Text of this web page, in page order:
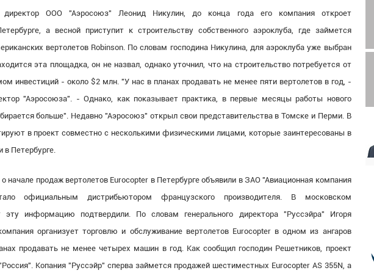
директор ООО "Аэросоюз" Леонид Никулин, до конца года его компания откроет
а весной приступит к строительству собственного аэроклуба, где займется
вертолетов Robinson. По словам господина Никулина, для аэроклуба уже выбран
эта площадка, он не назвал, однако уточнил, что на строительство потребуется от
инвестиций - около $2 млн. "У нас в планах продавать не менее пяти вертолетов в год, -
"Аэросоюза". - Однако, как показывает практика, в первые месяцы работы нового
больше". Недавно "Аэросоюз" открыл свои представительства в Томске и Перми. В
в проект совместно с несколькими физическими лицами, которые заинтересованы в
в Петербурге.
продаж вертолетов Eurocopter в Петербурге объявили в ЗАО "Авиационная компания
официальным дистрибьютором французского производителя. В московском
эту информацию подтвердили. По словам генерального директора "Руссэйра" Игоря
организует торговлю и обслуживание вертолетов Eurocopter в одном из ангаров
продавать не менее четырех машин в год. Как сообщил господин Решетников, проект
Копания "Руссэйр" сперва займется продажей шестиместных Eurocopter AS 355N, а